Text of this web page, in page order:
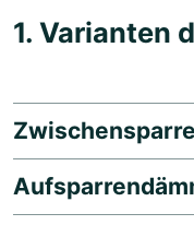
1. Varianten